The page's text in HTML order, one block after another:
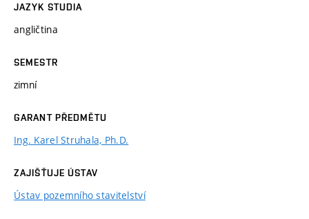
JAZYK STUDIA
angličtina
SEMESTR
zimní
GARANT PŘEDMĚTU
Ing. Karel Struhala, Ph.D.
ZAJIŠŤUJE ÚSTAV
Ústav pozemního stavitelství